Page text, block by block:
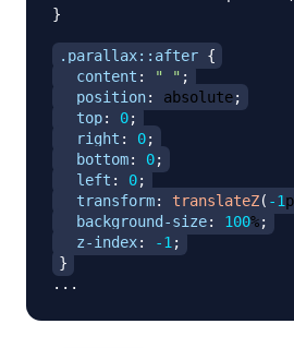
}
.parallax::after {
content : " " ;
position: absolute;
top: 0;
right : 0;
bottom: 0;
left : 0;
transform: translateZ( -1
background-size: 100%;
z-index: -1;
}